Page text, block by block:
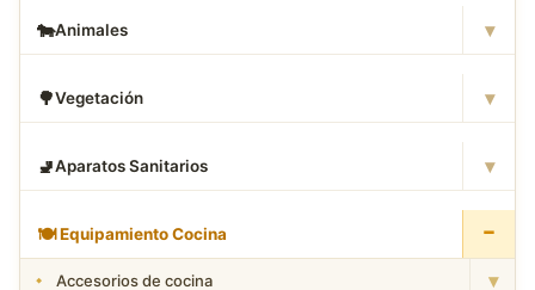
🐄Animales ▾
🌳Vegetación ▾
🚽Aparatos Sanitarios ▾
🍽️ Equipamiento Cocina −
Accesorios de cocina ▾